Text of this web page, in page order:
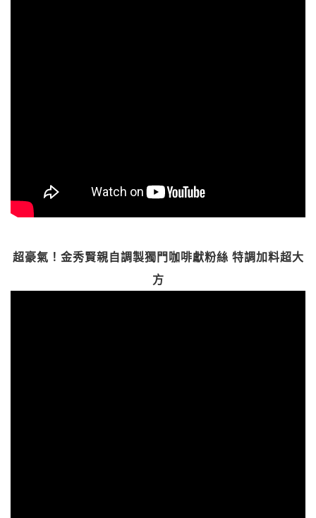
超豪氣！金秀賢親自調製獨門咖啡獻粉絲 特調加料超大
方